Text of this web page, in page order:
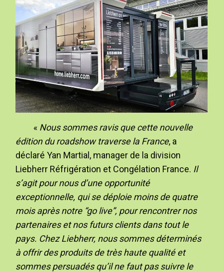
« Nous sommes ravis que cette nouvelle
édition du roadshow traverse la France, a
déclaré Yan Martial, manager de la division
Liebherr Réfrigération et Congélation France. Il
s’agit pour nous d’une opportunité
exceptionnelle, qui se déploie moins de quatre
mois après notre “go live”, pour rencontrer nos
partenaires et nos futurs clients dans tout le
pays. Chez Liebherr, nous sommes déterminés
à offrir des produits de très haute qualité et
sommes persuadés qu’il ne faut pas suivre le